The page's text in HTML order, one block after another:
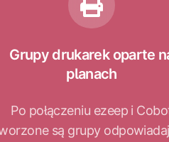
Grupy drukarek oparte
planach
Po połączeniu ezeep i
są grupy